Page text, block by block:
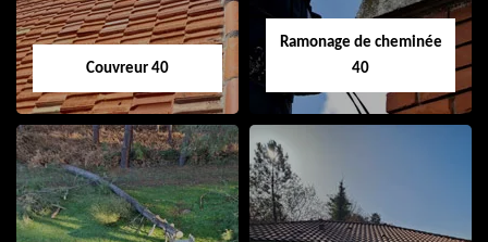
Couvreur 40
Couvreur 40
Ramonage de cheminée
40
Ramonage de